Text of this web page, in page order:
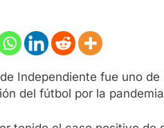
Independiente fue uno
del fútbol por la